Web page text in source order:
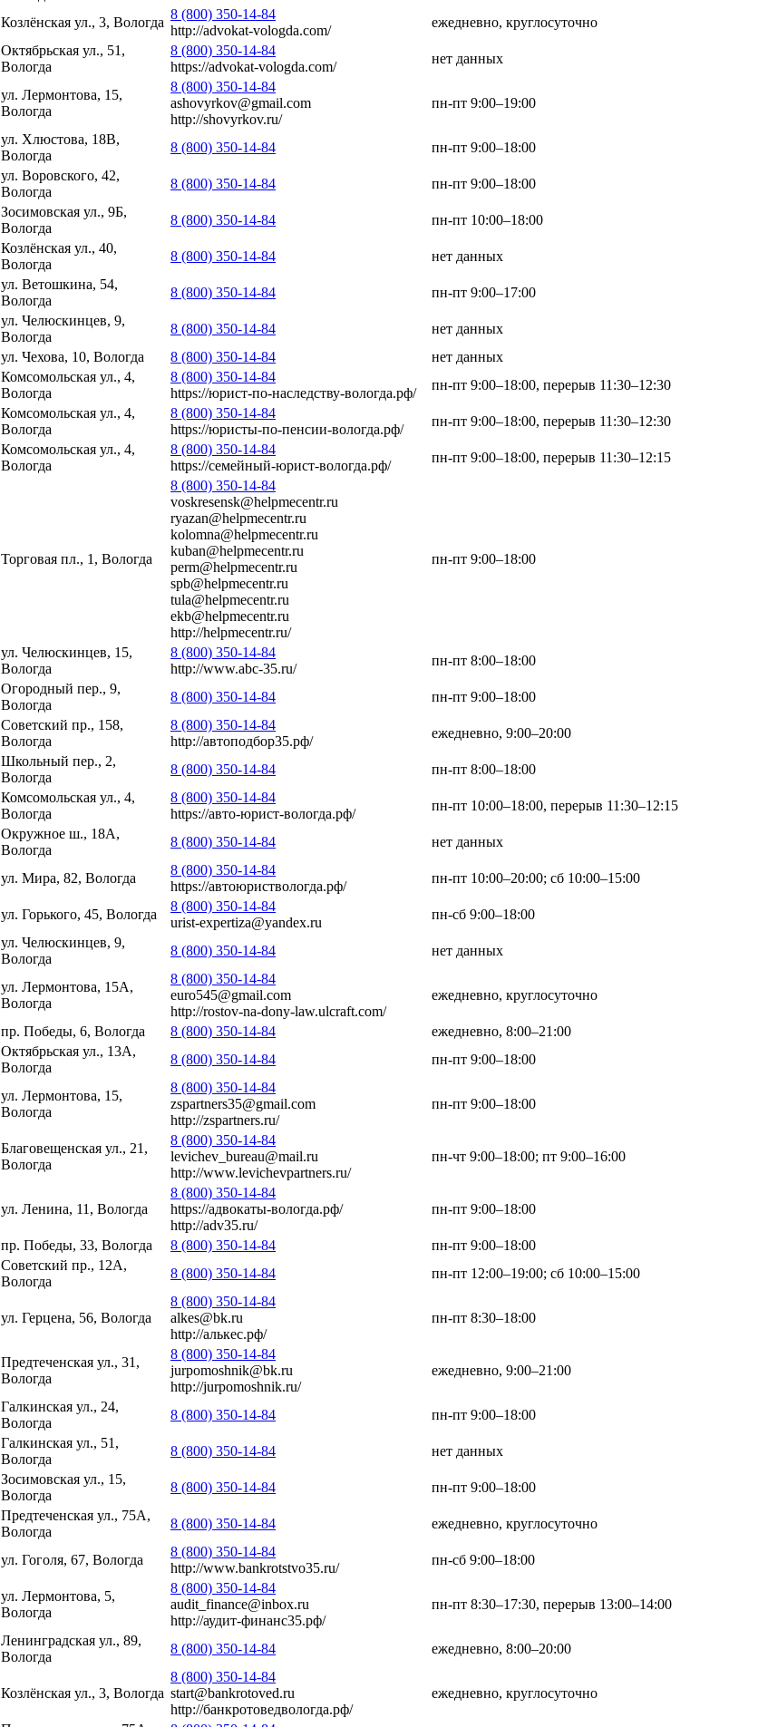
Козлёнская ул., 3, Вологда
8 (800) 350-14-84
http://advokat-vologda.com/
ежедневно, круглосуточно
Октябрьская ул., 51,
Вологда
8 (800) 350-14-84
https://advokat-vologda.com/
нет данных
ул. Лермонтова, 15,
Вологда
8 (800) 350-14-84
ashovyrkov@gmail.com
http://shovyrkov.ru/
пн-пт 9:00–19:00
ул. Хлюстова, 18В,
Вологда
8 (800) 350-14-84 пн-пт 9:00–18:00
ул. Воровского, 42,
Вологда
8 (800) 350-14-84 пн-пт 9:00–18:00
Зосимовская ул., 9Б,
Вологда
8 (800) 350-14-84 пн-пт 10:00–18:00
Козлёнская ул., 40,
Вологда
8 (800) 350-14-84 нет данных
ул. Ветошкина, 54,
Вологда
8 (800) 350-14-84 пн-пт 9:00–17:00
ул. Челюскинцев, 9,
Вологда
8 (800) 350-14-84
нет данных
ул. Чехова, 10, Вологда 8 (800) 350-14-84
нет данных
Комсомольская ул., 4,
Вологда
8 (800) 350-14-84
https://юрист-по-наследству-вологда.рф/
пн-пт 9:00–18:00, перерыв 11:30–12:30
Комсомольская ул., 4,
Вологда
8 (800) 350-14-84
https://юристы-по-пенсии-вологда.рф/
пн-пт 9:00–18:00, перерыв 11:30–12:30
Комсомольская ул., 4,
Вологда
8 (800) 350-14-84
https://семейный-юрист-вологда.рф/
пн-пт 9:00–18:00, перерыв 11:30–12:15
Торговая пл., 1, Вологда
8 (800) 350-14-84
voskresensk@helpmecentr.ru
ryazan@helpmecentr.ru
kolomna@helpmecentr.ru
kuban@helpmecentr.ru
perm@helpmecentr.ru
spb@helpmecentr.ru
tula@helpmecentr.ru
ekb@helpmecentr.ru
http://helpmecentr.ru/
пн-пт 9:00–18:00
ул. Челюскинцев, 15,
Вологда
8 (800) 350-14-84
http://www.abc-35.ru/
пн-пт 8:00–18:00
Огородный пер., 9,
Вологда
8 (800) 350-14-84 пн-пт 9:00–18:00
Советский пр., 158,
Вологда
8 (800) 350-14-84
http://автоподбор35.рф/
ежедневно, 9:00–20:00
Школьный пер., 2,
Вологда
8 (800) 350-14-84
пн-пт 8:00–18:00
Комсомольская ул., 4,
Вологда
8 (800) 350-14-84
https://авто-юрист-вологда.рф/
пн-пт 10:00–18:00, перерыв 11:30–12:15
Окружное ш., 18А,
Вологда
8 (800) 350-14-84 нет данных
ул. Мира, 82, Вологда
8 (800) 350-14-84
https://автоюриствологда.рф/
пн-пт 10:00–20:00; сб 10:00–15:00
ул. Горького, 45, Вологда
8 (800) 350-14-84
urist-expertiza@yandex.ru
пн-сб 9:00–18:00
ул. Челюскинцев, 9,
Вологда
8 (800) 350-14-84 нет данных
ул. Лермонтова, 15А,
Вологда
8 (800) 350-14-84
euro545@gmail.com
http://rostov-na-dony-law.ulcraft.com/
ежедневно, круглосуточно
пр. Победы, 6, Вологда 8 (800) 350-14-84
ежедневно, 8:00–21:00
Октябрьская ул., 13А,
Вологда
8 (800) 350-14-84 пн-пт 9:00–18:00
ул. Лермонтова, 15,
Вологда
8 (800) 350-14-84
zspartners35@gmail.com
http://zspartners.ru/
пн-пт 9:00–18:00
Благовещенская ул., 21,
Вологда
8 (800) 350-14-84
levichev_bureau@mail.ru
http://www.levichevpartners.ru/
пн-чт 9:00–18:00; пт 9:00–16:00
ул. Ленина, 11, Вологда
8 (800) 350-14-84
https://адвокаты-вологда.рф/
http://adv35.ru/
пн-пт 9:00–18:00
пр. Победы, 33, Вологда 8 (800) 350-14-84
пн-пт 9:00–18:00
Советский пр., 12А,
Вологда
8 (800) 350-14-84 пн-пт 12:00–19:00; сб 10:00–15:00
ул. Герцена, 56, Вологда
8 (800) 350-14-84
alkes@bk.ru
http://алькес.рф/
пн-пт 8:30–18:00
Предтеченская ул., 31,
Вологда
8 (800) 350-14-84
jurpomoshnik@bk.ru
http://jurpomoshnik.ru/
ежедневно, 9:00–21:00
Галкинская ул., 24,
Вологда
8 (800) 350-14-84 пн-пт 9:00–18:00
Галкинская ул., 51,
Вологда
8 (800) 350-14-84 нет данных
Зосимовская ул., 15,
Вологда
8 (800) 350-14-84 пн-пт 9:00–18:00
Предтеченская ул., 75А,
Вологда
8 (800) 350-14-84
ежедневно, круглосуточно
ул. Гоголя, 67, Вологда
8 (800) 350-14-84
http://www.bankrotstvo35.ru/
пн-сб 9:00–18:00
ул. Лермонтова, 5,
Вологда
8 (800) 350-14-84
audit_finance@inbox.ru
http://аудит-финанс35.рф/
пн-пт 8:30–17:30, перерыв 13:00–14:00
Ленинградская ул., 89,
Вологда
8 (800) 350-14-84 ежедневно, 8:00–20:00
Козлёнская ул., 3, Вологда
8 (800) 350-14-84
start@bankrotoved.ru
http://банкротоведвологда.рф/
ежедневно, круглосуточно